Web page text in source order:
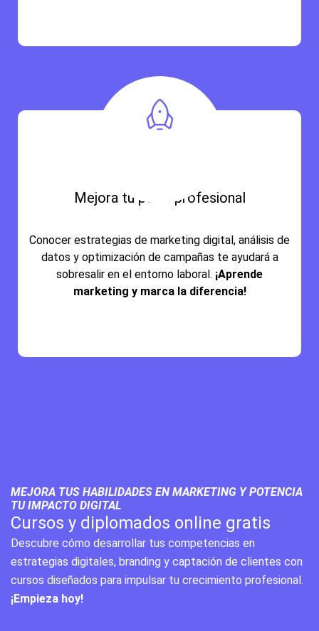
Mejora tu perfil profesional
Conocer estrategias de marketing digital, análisis de
datos y optimización de campañas te ayudará a
sobresalir en el entorno laboral. ¡Aprende
marketing y marca la diferencia!
MEJORA TUS HABILIDADES EN MARKETING Y POTENCIA
TU IMPACTO DIGITAL
Cursos y diplomados online gratis
Descubre cómo desarrollar tus competencias en
estrategias digitales, branding y captación de clientes con
cursos diseñados para impulsar tu crecimiento profesional.
¡Empieza hoy!